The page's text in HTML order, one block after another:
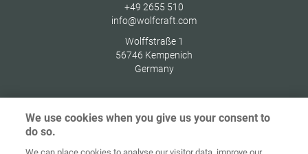
+49 2655 510
info@wolfcraft.com
Wolffstraße 1
56746 Kempenich
Germany
We use cookies when you give us your consent to
do so.